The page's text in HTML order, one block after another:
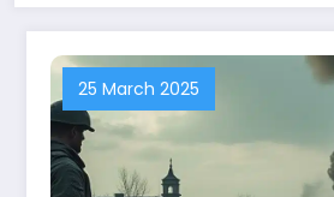
25 March 2025